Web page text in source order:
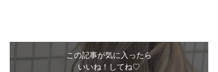
この記事が気に入ったら
いいね！してね♡